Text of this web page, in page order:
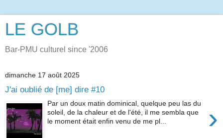
LE GOLB
Bar-PMU culturel since '2006
dimanche 17 août 2025
J'ai oublié de [me] dire #10
›
Par un doux matin dominical, quelque peu las du
soleil, de la chaleur et de l'été, il me sembla que
le moment était enfin venu de me pl...